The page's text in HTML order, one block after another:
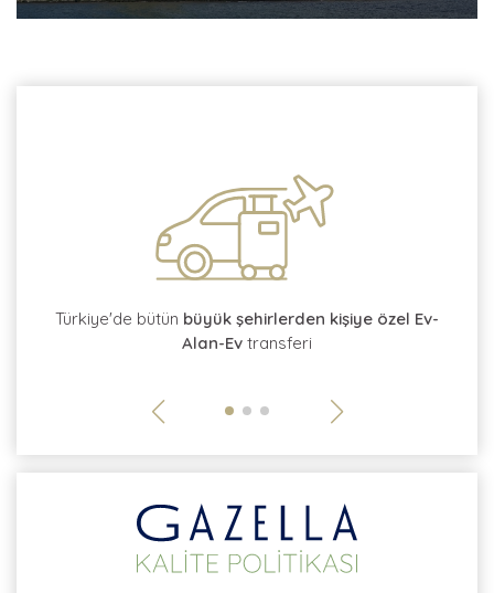
Türkiye'de bütün büyük şehirlerden kişiye özel Ev-
Alan-Ev transferi